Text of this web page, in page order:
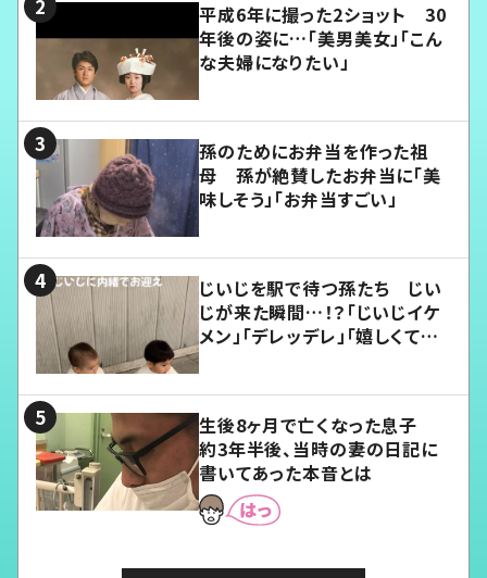
平成6年に撮った2ショット 30
年後の姿に…「美男美女」「こん
な夫婦になりたい」
孫のためにお弁当を作った祖
母 孫が絶賛したお弁当に「美
味しそう」「お弁当すごい」
じいじを駅で待つ孫たち じい
じが来た瞬間…！？「じいじイケ
メン」「デレッデレ」「嬉しくて可
生後8ヶ月で亡くなった息子
約3年半後、当時の妻の日記に
書いてあった本音とは